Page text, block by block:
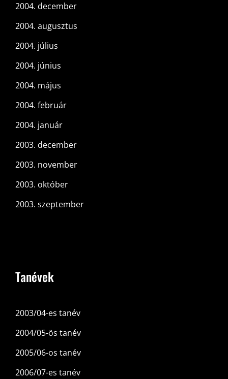
2004. december
2004. augusztus
2004. július
2004. június
2004. május
2004. február
2004. január
2003. december
2003. november
2003. október
2003. szeptember
Tanévek
2003/04-es tanév
2004/05-ös tanév
2005/06-os tanév
2006/07-es tanév